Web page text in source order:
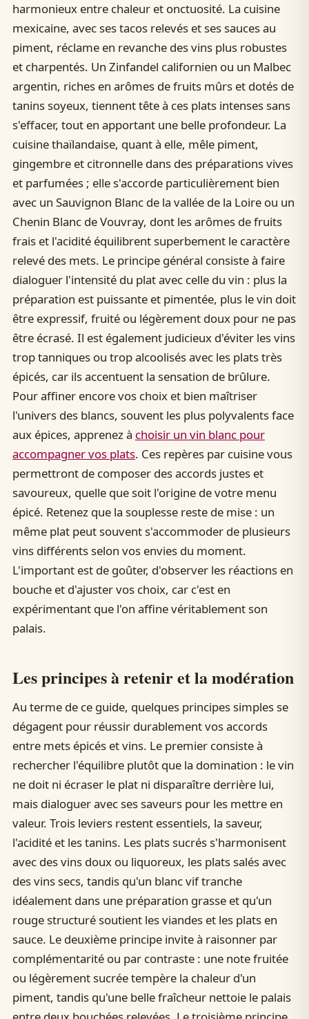
harmonieux entre chaleur et onctuosité. La cuisine
mexicaine, avec ses tacos relevés et ses sauces au
piment, réclame en revanche des vins plus robustes
et charpentés. Un Zinfandel californien ou un Malbec
argentin, riches en arômes de fruits mûrs et dotés de
tanins soyeux, tiennent tête à ces plats intenses sans
s'effacer, tout en apportant une belle profondeur. La
cuisine thaïlandaise, quant à elle, mêle piment,
gingembre et citronnelle dans des préparations vives
et parfumées ; elle s'accorde particulièrement bien
avec un Sauvignon Blanc de la vallée de la Loire ou un
Chenin Blanc de Vouvray, dont les arômes de fruits
frais et l'acidité équilibrent superbement le caractère
relevé des mets. Le principe général consiste à faire
dialoguer l'intensité du plat avec celle du vin : plus la
préparation est puissante et pimentée, plus le vin doit
être expressif, fruité ou légèrement doux pour ne pas
être écrasé. Il est également judicieux d'éviter les vins
trop tanniques ou trop alcoolisés avec les plats très
épicés, car ils accentuent la sensation de brûlure.
Pour affiner encore vos choix et bien maîtriser
l'univers des blancs, souvent les plus polyvalents face
aux épices, apprenez à choisir un vin blanc pour
accompagner vos plats. Ces repères par cuisine vous
permettront de composer des accords justes et
savoureux, quelle que soit l'origine de votre menu
épicé. Retenez que la souplesse reste de mise : un
même plat peut souvent s'accommoder de plusieurs
vins différents selon vos envies du moment.
L'important est de goûter, d'observer les réactions en
bouche et d'ajuster vos choix, car c'est en
expérimentant que l'on affine véritablement son
palais.
Les principes à retenir et la modération
Au terme de ce guide, quelques principes simples se
dégagent pour réussir durablement vos accords
entre mets épicés et vins. Le premier consiste à
rechercher l'équilibre plutôt que la domination : le vin
ne doit ni écraser le plat ni disparaître derrière lui,
mais dialoguer avec ses saveurs pour les mettre en
valeur. Trois leviers restent essentiels, la saveur,
l'acidité et les tanins. Les plats sucrés s'harmonisent
avec des vins doux ou liquoreux, les plats salés avec
des vins secs, tandis qu'un blanc vif tranche
idéalement dans une préparation grasse et qu'un
rouge structuré soutient les viandes et les plats en
sauce. Le deuxième principe invite à raisonner par
complémentarité ou par contraste : une note fruitée
ou légèrement sucrée tempère la chaleur d'un
piment, tandis qu'une belle fraîcheur nettoie le palais